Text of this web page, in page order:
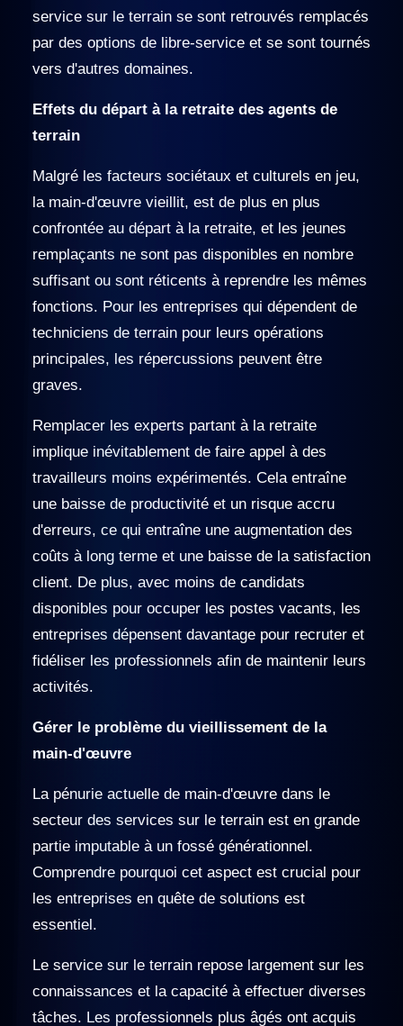
service sur le terrain se sont retrouvés remplacés
par des options de libre-service et se sont tournés
vers d'autres domaines.
Effets du départ à la retraite des agents de
terrain
Malgré les facteurs sociétaux et culturels en jeu,
la main-d'œuvre vieillit, est de plus en plus
confrontée au départ à la retraite, et les jeunes
remplaçants ne sont pas disponibles en nombre
suffisant ou sont réticents à reprendre les mêmes
fonctions. Pour les entreprises qui dépendent de
techniciens de terrain pour leurs opérations
principales, les répercussions peuvent être
graves.
Remplacer les experts partant à la retraite
implique inévitablement de faire appel à des
travailleurs moins expérimentés. Cela entraîne
une baisse de productivité et un risque accru
d'erreurs, ce qui entraîne une augmentation des
coûts à long terme et une baisse de la satisfaction
client. De plus, avec moins de candidats
disponibles pour occuper les postes vacants, les
entreprises dépensent davantage pour recruter et
fidéliser les professionnels afin de maintenir leurs
activités.
Gérer le problème du vieillissement de la
main-d'œuvre
La pénurie actuelle de main-d'œuvre dans le
secteur des services sur le terrain est en grande
partie imputable à un fossé générationnel.
Comprendre pourquoi cet aspect est crucial pour
les entreprises en quête de solutions est
essentiel.
Le service sur le terrain repose largement sur les
connaissances et la capacité à effectuer diverses
tâches. Les professionnels plus âgés ont acquis